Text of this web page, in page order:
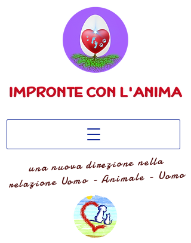
una nuova direzione nella
relazione Uomo - Animale - Uomo